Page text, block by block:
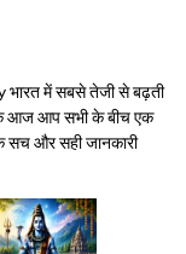
में सबसे तेजी से बढ़ती
आज आप सभी के बीच एक
सच और सही जानकारी